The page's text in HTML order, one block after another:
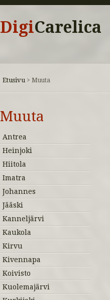
DigiCarelica
Etusivu > Muuta
Muuta
Antrea
Heinjoki
Hiitola
Imatra
Johannes
Jääski
Kanneljärvi
Kaukola
Kirvu
Kivennapa
Koivisto
Kuolemajärvi